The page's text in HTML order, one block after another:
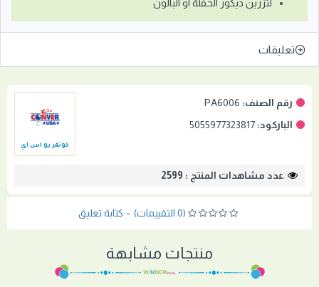
رقم الصنف: PA6006
الباركود: 5055977323817
كونفر يو اس اي
عدد مشاهدات المنتج : 2599
(0 التقييمات) - كتابة تعليق
لتززين ديكور الحفلة او البالون
تعليقات
منتجات مشابهة